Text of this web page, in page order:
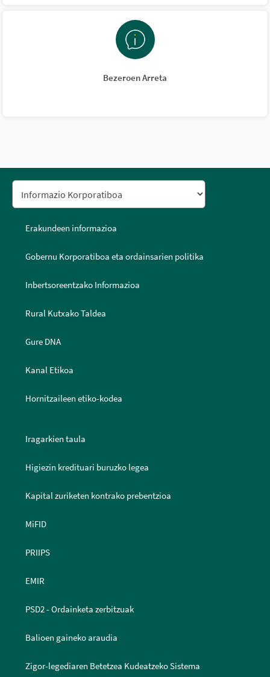
Bezeroen Arreta
Erakundeen informazioa
Gobernu Korporatiboa eta ordainsarien politika
Inbertsoreentzako Informazioa
Rural Kutxako Taldea
Gure DNA
Kanal Etikoa
Hornitzaileen etiko-kodea
Iragarkien taula
Higiezin kredituari buruzko legea
Kapital zuriketen kontrako prebentzioa
MiFID
PRIIPS
EMIR
PSD2 - Ordainketa zerbitzuak
Balioen gaineko araudia
Zigor-legediaren Betetzea Kudeatzeko Sistema